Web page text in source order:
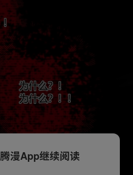
漫App继续阅读